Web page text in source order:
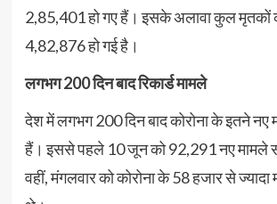
2,85,401 हो गए हैं। इसके अलावा कुल मृतकों
4,82,876 हो गई है।
लगभग 200 दिन बाद रिकार्ड मामले
देश में लगभग 200 दिन बाद कोरोना के इतने
हैं। इससे पहले 10 जून को 92,291 नए मामले
वहीं, मंगलवार को कोरोना के 58 हजार से